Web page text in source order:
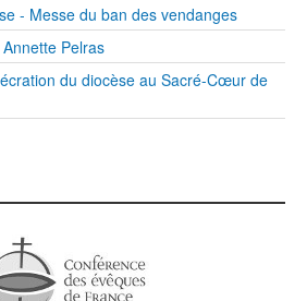
- Messe du ban des vendanges
Pelras
du diocèse au Sacré-Cœur de